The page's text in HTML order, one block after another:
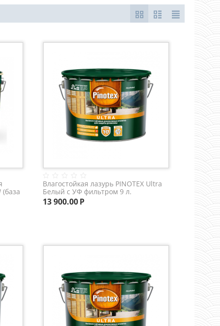
Влагостойкая лазурь PINOTEX Ultra
Белый с УФ фильтром 9 л.
13 900.00 Р